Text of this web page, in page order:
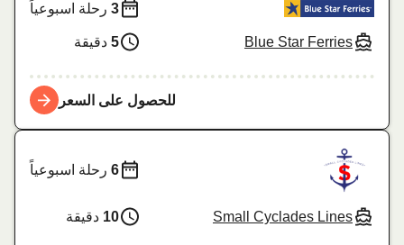
Blue Star Ferries
3رحلة اسبوعياً
5 دقيقة
للحصول على السعر
Small Cyclades Lines
6رحلة اسبوعياً
10دقيقة